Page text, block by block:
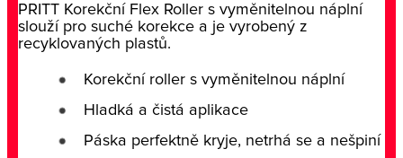
PRITT Korekční Flex Roller s vyměnitelnou náplní
slouží pro suché korekce a je vyrobený z
recyklovaných plastů.
Korekční roller s vyměnitelnou náplní
Hladká a čistá aplikace
Páska perfektně kryje, netrhá se a nešpiní